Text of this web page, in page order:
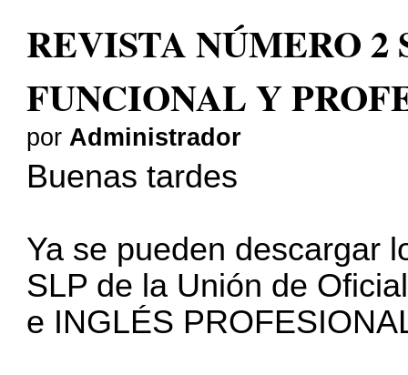
REVISTA NÚMERO 2
FUNCIONAL Y
por Administrador
Buenas tardes
Ya se pueden descargar
SLP de la Unión de
e INGLÉS